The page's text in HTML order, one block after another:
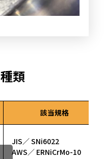
類
該当規格
JIS／ SNi6022
AWS／ ERNiCrMo-10